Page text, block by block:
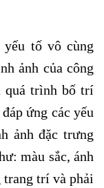
yếu tố vô cùng
ảnh của công
quá trình bố trí
ứng các yếu
ảnh đặc trưng
màu sắc, ánh
trí và phải